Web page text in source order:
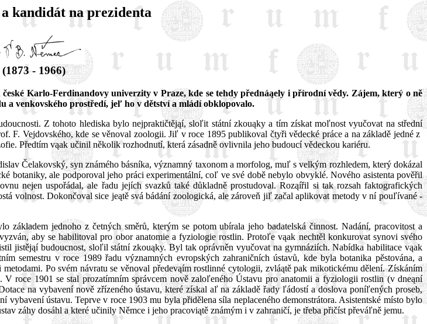
kandidát na prezidenta
(1873 - 1966)
Karlo-Ferdinandovy univerzity v Praze, kde se tehdy přednáąely i přírodní vědy. Zájem, který o ně
a venkovského prostředí, jeľ ho v dětství a mládí obklopovalo.
Z tohoto hlediska bylo nejpraktičtějąí, sloľit státní zkouąky a tím získat moľnost vyučovat na střední
F. Vejdovského, kde se věnoval zoologii. Jiľ v roce 1895 publikoval čtyři vědecké práce a na základě jedné z
Předtím vąak učinil několik rozhodnutí, která zásadně ovlivnila jeho budoucí vědeckou kariéru.
Čelakovský, syn známého básníka, významný taxonom a morfolog, muľ s velkým rozhledem, který dokázal
botaniky, ale podporoval jeho práci experimentální, coľ ve své době nebylo obvyklé. Nového asistenta pověřil
nejen uspořádal, ale řadu jejích svazků také důkladně prostudoval. Roząířil si tak rozsah faktografických
volnost. Dokončoval sice jeątě svá bádání zoologická, ale zároveň jiľ začal aplikovat metody v ní pouľívané -
jednoho z četných směrů, kterým se potom ubírala jeho badatelská činnost. Nadání, pracovitost a
aby se habilitoval pro obor anatomie a fyziologie rostlin. Protoľe vąak nechtěl konkurovat synovi svého
jistějąí budoucnost, sloľil státní zkouąky. Byl tak oprávněn vyučovat na gymnáziích. Nabídka habilitace vąak
semestru v roce 1989 řadu významných evropských zahraničních ústavů, kde byla botanika pěstována, a
Po svém návratu se věnoval předevąím rostlinné cytologii, zvláątě pak mikotickému dělení. Získáním
roce 1901 se stal prozatímním správcem nově zaloľeného Ústavu pro anatomii a fyziologii rostlin (v dneąní
na vybavení nově zřízeného ústavu, které získal aľ na základě řady ľádostí a doslova poníľených proseb,
ústavu. Teprve v roce 1903 mu byla přidělena síla neplaceného demonstrátora. Asistentské místo bylo
záhy dosáhl a které učinily Němce i jeho pracoviątě známým i v zahraničí, je třeba přičíst převáľně jemu.